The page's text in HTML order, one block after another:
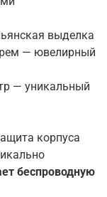
выделка
— ювелирный
— уникальный
корпуса
беспроводную